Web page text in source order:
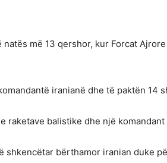
më 13 qershor, kur Forcat
iranianë dhe të paktën 14
raketave balistike dhe një
bërthamor iranian duke